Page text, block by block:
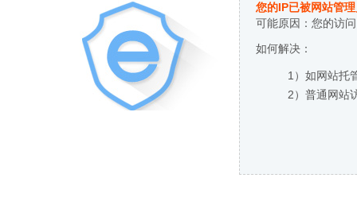
您的IP已被网站管
可能原因：您的访
如何解决：
1）如网站托
2）普通网站